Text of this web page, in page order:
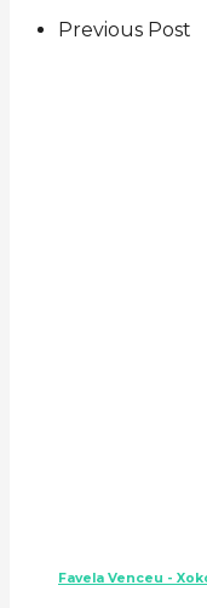
Previous Post
Favela Venceu -